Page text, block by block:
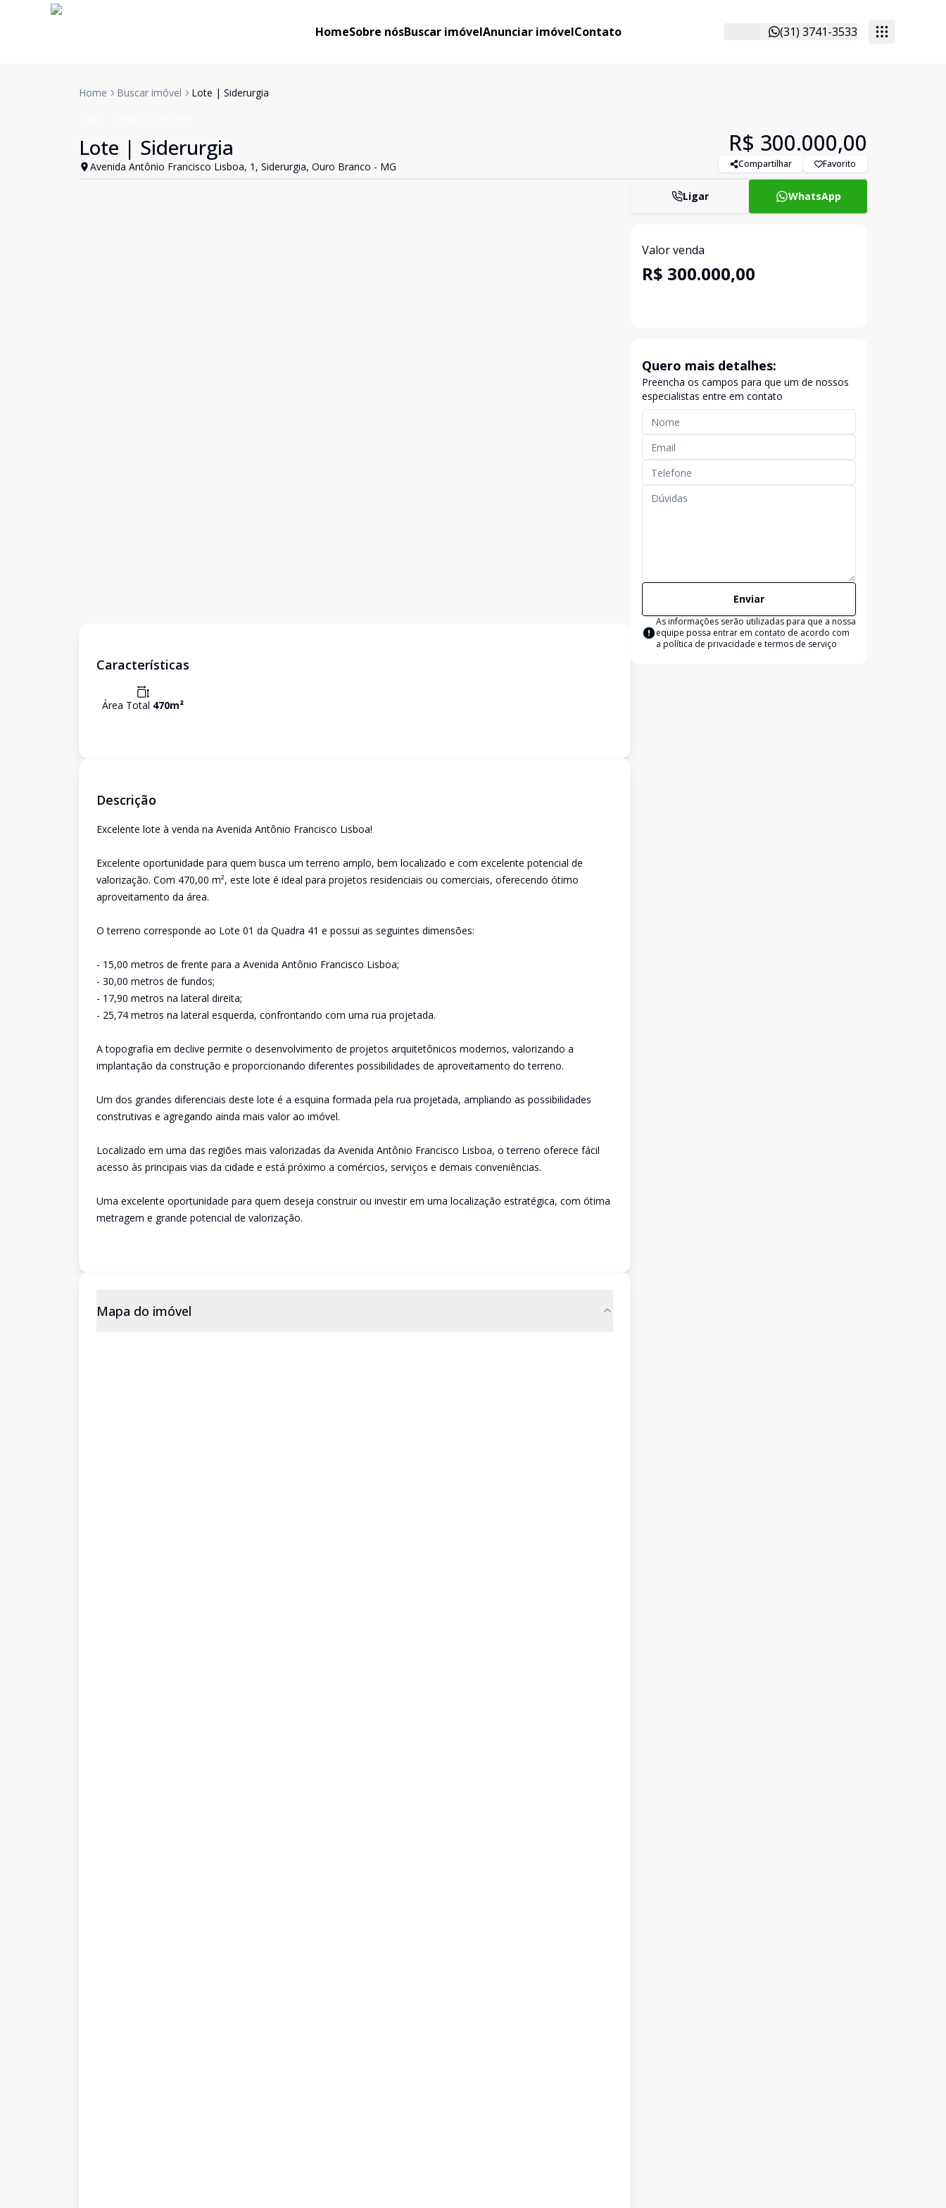
HomeSobre nósBuscar imóvelAnunciar imóvelContato (31) 3741-3533
Home Buscar imóvel Lote | Siderurgia
Lote | Siderurgia
Avenida Antônio Francisco Lisboa, 1, Siderurgia, Ouro Branco - MG
R$ 300.000,00
Compartilhar Favorito
Características
Área Total 470m²
Descrição
Excelente lote à venda na Avenida Antônio Francisco Lisboa!
Excelente oportunidade para quem busca um terreno amplo, bem localizado e com excelente potencial de
valorização. Com 470,00 m², este lote é ideal para projetos residenciais ou comerciais, oferecendo ótimo
aproveitamento da área.
O terreno corresponde ao Lote 01 da Quadra 41 e possui as seguintes dimensões:
- 15,00 metros de frente para a Avenida Antônio Francisco Lisboa;
- 30,00 metros de fundos;
- 17,90 metros na lateral direita;
- 25,74 metros na lateral esquerda, confrontando com uma rua projetada.
A topografia em declive permite o desenvolvimento de projetos arquitetônicos modernos, valorizando a
implantação da construção e proporcionando diferentes possibilidades de aproveitamento do terreno.
Um dos grandes diferenciais deste lote é a esquina formada pela rua projetada, ampliando as possibilidades
construtivas e agregando ainda mais valor ao imóvel.
Localizado em uma das regiões mais valorizadas da Avenida Antônio Francisco Lisboa, o terreno oferece fácil
acesso às principais vias da cidade e está próximo a comércios, serviços e demais conveniências.
Uma excelente oportunidade para quem deseja construir ou investir em uma localização estratégica, com ótima
metragem e grande potencial de valorização.
Mapa do imóvel
Ligar WhatsApp
Valor venda
R$ 300.000,00
Quero mais detalhes:
Preencha os campos para que um de nossos
especialistas entre em contato
Enviar
As informações serão utilizadas para que a nossa
equipe possa entrar em contato de acordo com
a política de privacidade e termos de serviço